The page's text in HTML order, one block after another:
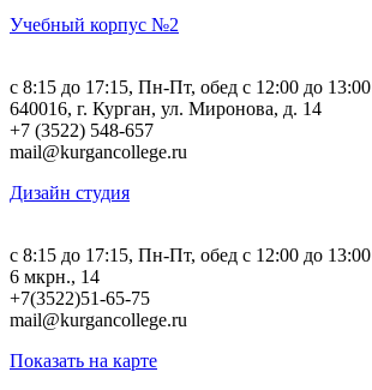
Учебный корпус №2
c 8:15 до 17:15, Пн-Пт, обед с 12:00 до 13:00
640016, г. Курган, ул. Миронова, д. 14
+7 (3522) 548-657
mail@kurgancollege.ru
Дизайн студия
c 8:15 до 17:15, Пн-Пт, обед с 12:00 до 13:00
6 мкрн., 14
+7(3522)51-65-75
mail@kurgancollege.ru
Показать на карте